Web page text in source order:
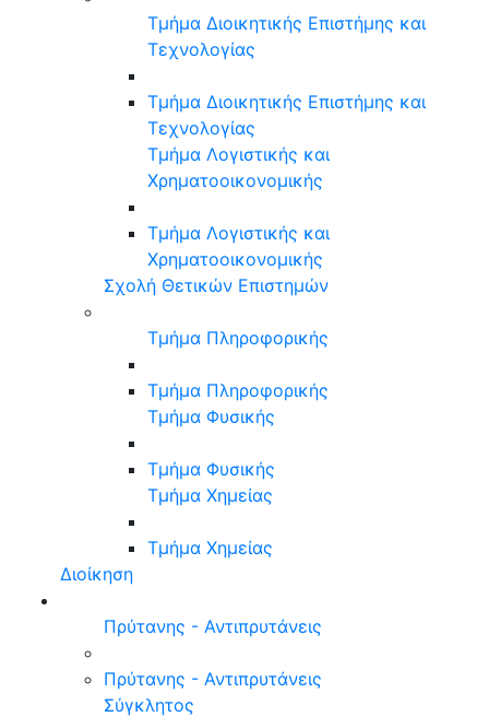
Τμήμα Διοικητικής Επιστήμης και
Τεχνολογίας
Τμήμα Διοικητικής Επιστήμης και
Τεχνολογίας
Τμήμα Λογιστικής και
Χρηματοοικονομικής
Τμήμα Λογιστικής και
Χρηματοοικονομικής
Σχολή Θετικών Επιστημών
Τμήμα Πληροφορικής
Τμήμα Πληροφορικής
Τμήμα Φυσικής
Τμήμα Φυσικής
Τμήμα Χημείας
Τμήμα Χημείας
Διοίκηση
Πρύτανης - Αντιπρυτάνεις
Πρύτανης - Αντιπρυτάνεις
Σύγκλητος